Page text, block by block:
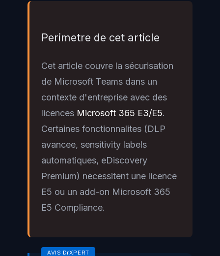
Perimetre de cet article
Cet article couvre la sécurisation
de Microsoft Teams dans un
contexte d'entreprise avec des
licences Microsoft 365 E3/E5.
Certaines fonctionnalites (DLP
avancee, sensitivity labels
automatiques, eDiscovery
Premium) necessitent une licence
E5 ou un add-on Microsoft 365
E5 Compliance.